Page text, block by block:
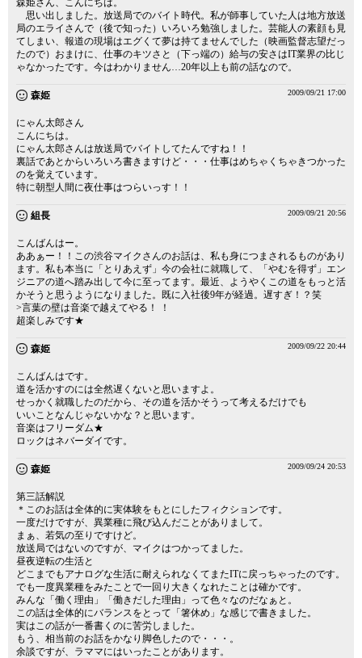
思い出しました。放送局でのバイト時代。私が師事していた人は地方放送
局のエライさんで（後で知った）いろいろ勉強しました。芸能人の素顔も見
てしまい、報道の現場はエグくて夢は持てませんでした（映画監督志望だっ
たので）おまけに、仕事のキツさと（下っ端の）給与の安さはIT業界の比じ
ゃなかったです。今はわかりません…20年以上も前の話なので。
森姫 2009/09/21 17:00
にゃん太郎さん
こんにちは。
にゃん太郎さんは放送局でバイトしてたんですね！！
裏話であとからいろいろ書きますけど・・・仕事はめちゃくちゃきつかった
のを覚えています。
特に朝型人間に夜仕事はつらいっす！！
組長 2009/09/21 20:56
こんばんはー。
ああぁー！！この渋谷マイクさんのお話は、私も身につまされるものがあり
ます。私も本当に「とりあえず」今の会社に就職して、「やむを得ず」エン
ジニアの道へ踏み出して今に至ってます。最近、ようやくこの道をもっと活
かそうと思うようになりました。既に入社後9年が経過。遅すぎ！？笑
>言葉の壁は音楽で越えてやる！ ！
超楽しみです★
森姫 2009/09/22 20:44
こんばんはです。
道を活かすのには全然遅くないと思いますよ。
せっかく就職したのだから、その道を活かそうって考えるだけでも
いいことなんじゃないかな？と思います。
音楽はフリーダム★
ロックはネバーダイです。
森姫 2009/09/24 20:53
第三話解説
＊このお話は全体的に実体験をもとにしたフィクションです。
一度だけですが、異業種に飛び込んだことがありまして。
まぁ、若気の至りですけど。
放送局ではないのですが、マイクはつかってました。
昼夜逆転の生活と
どこまでもアナログな生活に耐えられなくてまたITに戻っちゃったのです。
でも一度異業種をみたことで一回り大きくなれたことは確かです。
みんな「働く理由」「働きだした理由」って色々なのだなぁと。
この話は全体的にバランスをとって「箸休め」な感じで書きました。
実はこの話が一番書くのに苦労しました。
もう、相当前のお話をかなり脚色したので・・・。
余談ですが、ラママにはいったことがあります。